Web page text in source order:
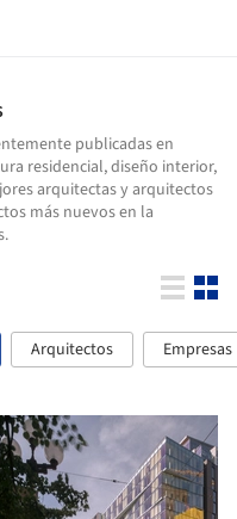
publicadas en
residencial, diseño interior,
arquitectas y arquitectos
más nuevos en la
Arquitectos Empresas